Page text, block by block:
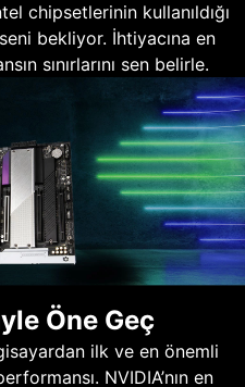
chipsetlerinin kullanıldığı
bekliyor. İhtiyacına en
sınırlarını sen belirle.
Öne Geç
ilk ve en önemli
NVIDIA’nın en